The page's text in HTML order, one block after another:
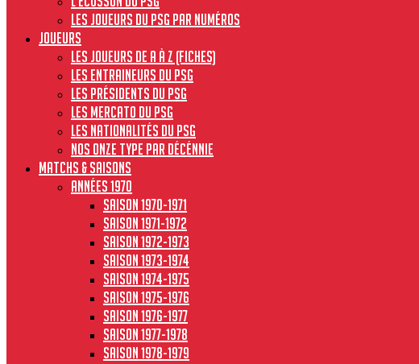
Les joueurs du PSG par numéros
JOUEURS
Les joueurs de A à Z (fiches)
Les entraineurs du PSG
Les présidents du PSG
Les Mercato du PSG
Les nationalités du PSG
Nos onze type par décénnie
MATCHS & SAISONS
Années 1970
Saison 1970-1971
Saison 1971-1972
Saison 1972-1973
Saison 1973-1974
Saison 1974-1975
Saison 1975-1976
Saison 1976-1977
Saison 1977-1978
Saison 1978-1979